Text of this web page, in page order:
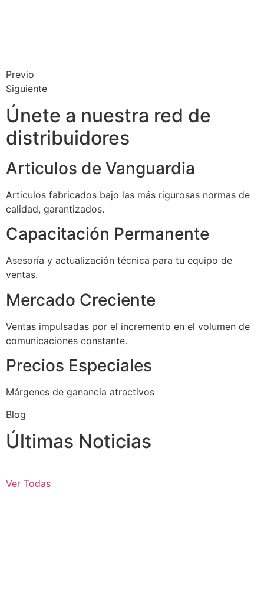
Previo
Siguiente
Únete a nuestra red de
distribuidores
Articulos de Vanguardia
Articulos fabricados bajo las más rigurosas normas de
calidad, garantizados.
Capacitación Permanente
Asesoría y actualización técnica para tu equipo de
ventas.
Mercado Creciente
Ventas impulsadas por el incremento en el volumen de
comunicaciones constante.
Precios Especiales
Márgenes de ganancia atractivos
Blog
Últimas Noticias
Ver Todas